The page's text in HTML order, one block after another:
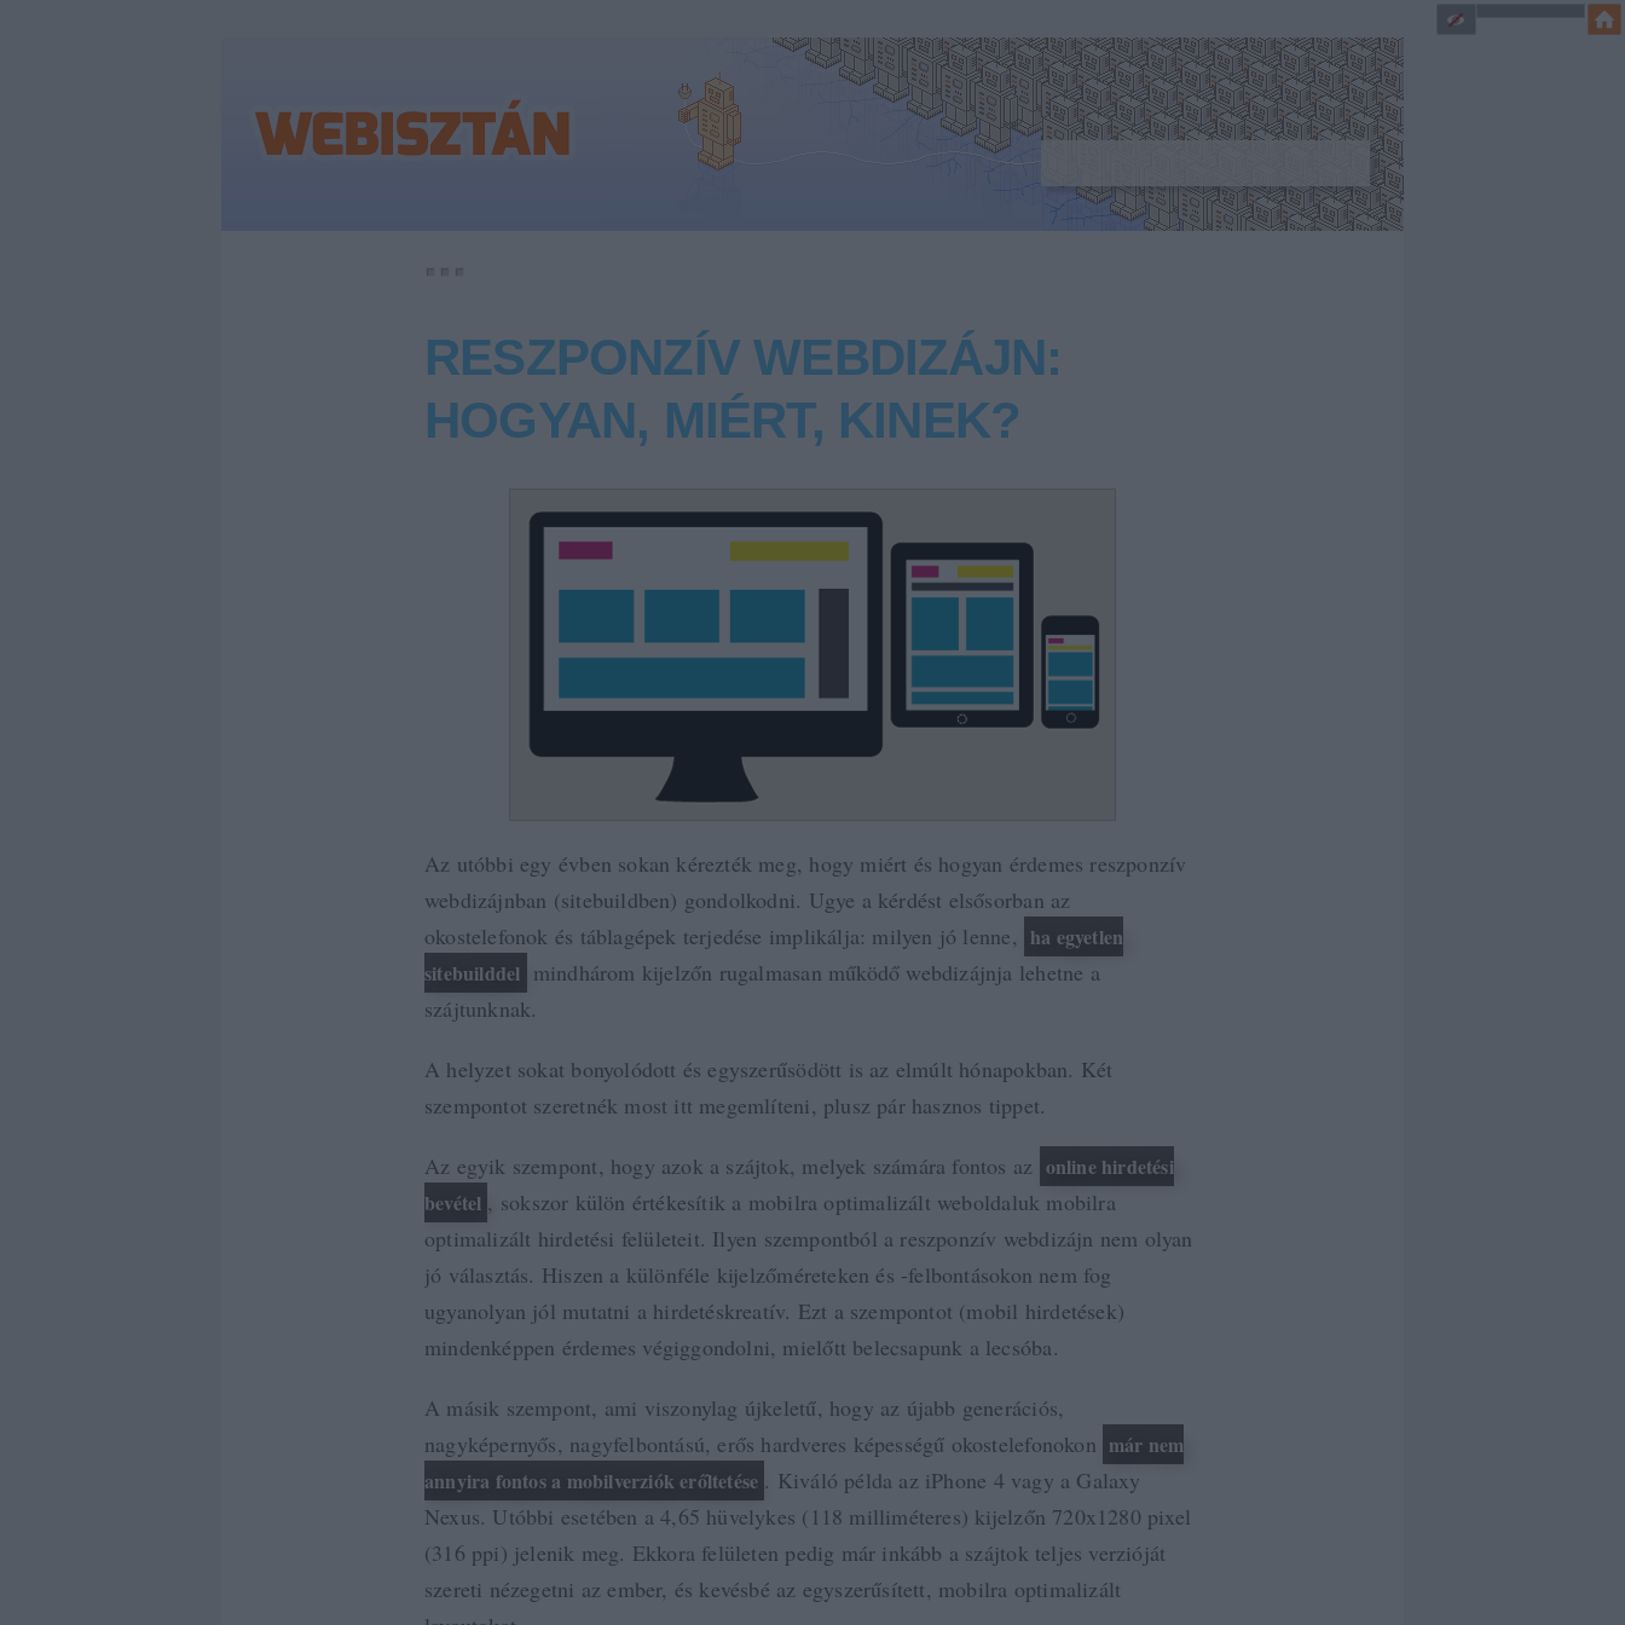
RESZPONZÍV WEBDIZÁJN:
HOGYAN, MIÉRT, KINEK?
Az utóbbi egy évben sokan kérezték meg, hogy miért és hogyan érdemes reszponzív
webdizájnban (sitebuildben) gondolkodni. Ugye a kérdést elsősorban az
okostelefonok és táblagépek terjedése implikálja: milyen jó lenne, ha egyetlen
sitebuilddel mindhárom kijelzőn rugalmasan működő webdizájnja lehetne a
szájtunknak.
A helyzet sokat bonyolódott és egyszerűsödött is az elmúlt hónapokban. Két
szempontot szeretnék most itt megemlíteni, plusz pár hasznos tippet.
Az egyik szempont, hogy azok a szájtok, melyek számára fontos az online hirdetési
bevétel , sokszor külön értékesítik a mobilra optimalizált weboldaluk mobilra
optimalizált hirdetési felületeit. Ilyen szempontból a reszponzív webdizájn nem olyan
jó választás. Hiszen a különféle kijelzőméreteken és -felbontásokon nem fog
ugyanolyan jól mutatni a hirdetéskreatív. Ezt a szempontot (mobil hirdetések)
mindenképpen érdemes végiggondolni, mielőtt belecsapunk a lecsóba.
A másik szempont, ami viszonylag újkeletű, hogy az újabb generációs,
nagyképernyős, nagyfelbontású, erős hardveres képességű okostelefonokon már nem
annyira fontos a mobilverziók erőltetése . Kiváló példa az iPhone 4 vagy a Galaxy
Nexus. Utóbbi esetében a 4,65 hüvelykes (118 milliméteres) kijelzőn 720x1280 pixel
(316 ppi) jelenik meg. Ekkora felületen pedig már inkább a szájtok teljes verzióját
szereti nézegetni az ember, és kevésbé az egyszerűsített, mobilra optimalizált